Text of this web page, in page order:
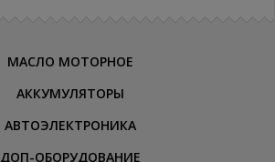
МАСЛО МОТОРНОЕ
АККУМУЛЯТОРЫ
АВТОЭЛЕКТРОНИКА
ДОП-ОБОРУДОВАНИЕ